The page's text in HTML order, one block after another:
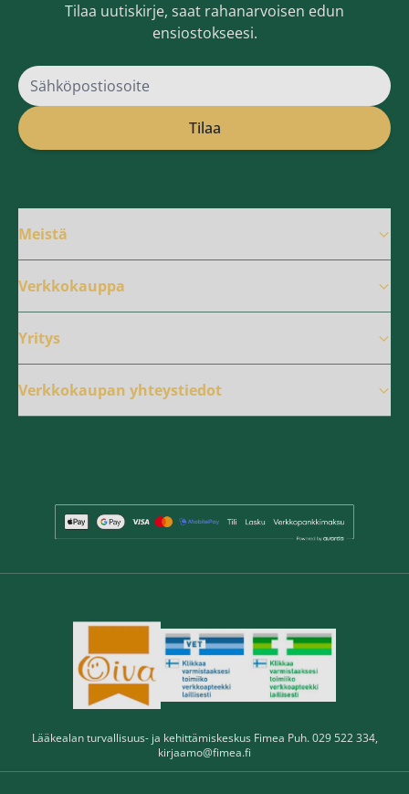
Tilaa uutiskirje, saat rahanarvoisen edun
ensiostokseesi.
Sähköpostiosoite
Tilaa
Meistä
Verkkokauppa
Yritys
Verkkokaupan yhteystiedot
Lääkealan turvallisuus- ja kehittämiskeskus Fimea Puh. 029 522 334,
kirjaamo@fimea.fi